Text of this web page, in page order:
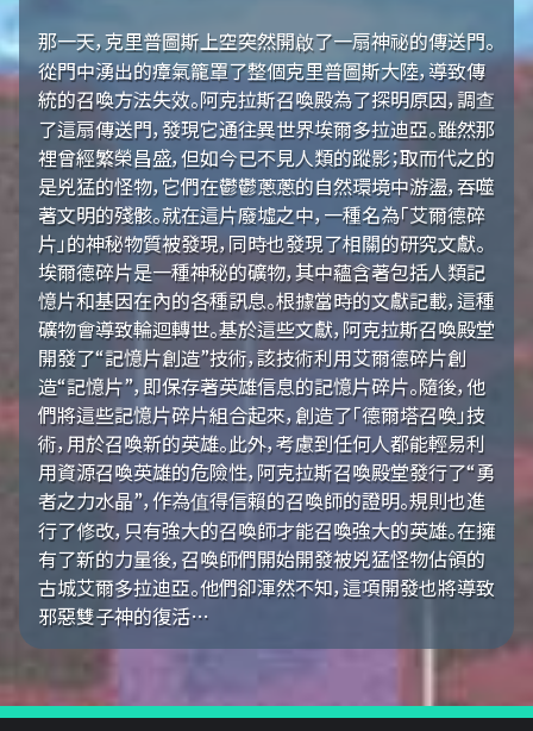
那一天，克里普圖斯上空突然開啟了一扇神祕的傳送門。
從門中湧出的瘴氣籠罩了整個克里普圖斯大陸，導致傳
統的召喚方法失效。阿克拉斯召喚殿為了探明原因，調查
了這扇傳送門，發現它通往異世界埃爾多拉迪亞。雖然那
裡曾經繁榮昌盛，但如今已不見人類的蹤影；取而代之的
是兇猛的怪物，它們在鬱鬱蔥蔥的自然環境中游盪，吞噬
著文明的殘骸。就在這片廢墟之中，一種名為「艾爾德碎
片」的神秘物質被發現，同時也發現了相關的研究文獻。
埃爾德碎片是一種神秘的礦物，其中蘊含著包括人類記
憶片和基因在內的各種訊息。根據當時的文獻記載，這種
礦物會導致輪迴轉世。基於這些文獻，阿克拉斯召喚殿堂
開發了“記憶片創造”技術，該技術利用艾爾德碎片創
造“記憶片”，即保存著英雄信息的記憶片碎片。隨後，他
們將這些記憶片碎片組合起來，創造了「德爾塔召喚」技
術，用於召喚新的英雄。此外，考慮到任何人都能輕易利
用資源召喚英雄的危險性，阿克拉斯召喚殿堂發行了“勇
者之力水晶”，作為值得信賴的召喚師的證明。規則也進
行了修改，只有強大的召喚師才能召喚強大的英雄。在擁
有了新的力量後，召喚師們開始開發被兇猛怪物佔領的
古城艾爾多拉迪亞。他們卻渾然不知，這項開發也將導致
邪惡雙子神的復活…